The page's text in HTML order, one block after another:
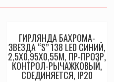
ГИРЛЯНДА БАХРОМА-
ЗВЕЗДА “S” 138 LED СИНИЙ,
2,5Х0,95Х0,55М, ПР-ПРОЗР,
КОНТРОЛ-РЫЧАЖКОВЫЙ,
СОЕДИНЯЕТСЯ, IP20